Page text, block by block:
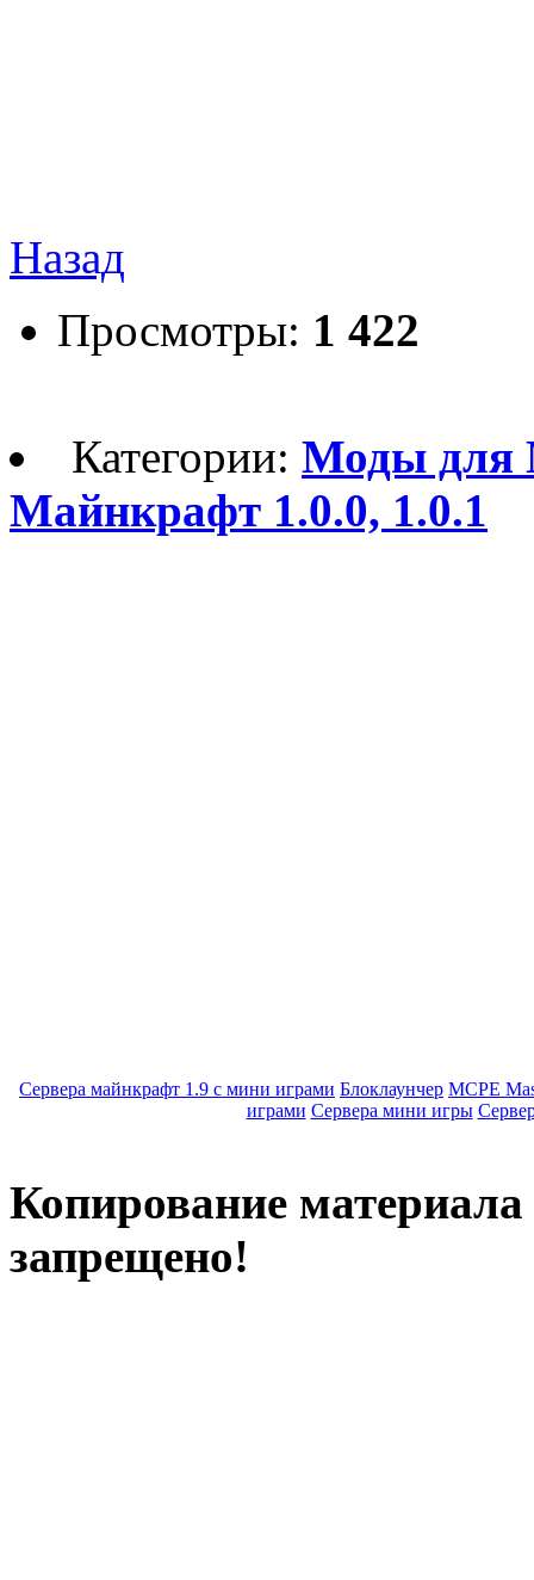
Назад
Просмотры: 1 422
Категории:Моды для
Майнкрафт 1.0.0, 1.0.1
Сервера майнкрафт 1.9 с мини играми Блоклаунчер MCPE
играми Сервера мини игры
Копирование материала
запрещено!